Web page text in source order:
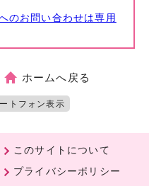
のお問い合わせは専用
ホームへ戻る
トフォン表示
このサイトについて
プライバシーポリシー